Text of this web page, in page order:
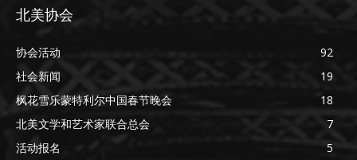
北美协会
协会活动
92
社会新闻
19
枫花雪乐蒙特利尔中国春节晚会
18
北美文学和艺术家联合总会
7
活动报名
5